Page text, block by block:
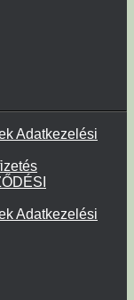
Adatkezelési
Adatkezelési